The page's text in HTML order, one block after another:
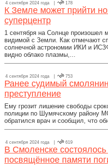
4 сентября 2024 года | 178
К Земле может прийти
суперцентр
1 сентября на Солнце произошел
видимой с Земли. Как отмечают
солнечной астрономии ИКИ и
видно облако плазмы,...
4 сентября 2024 года | 753
Ранее судимый
преступление
Ему грозит лишение свободы
полиции по Шумячскому району
обратился врач и сообщил, что
4 сентября 2024 года | 619
В Смоленске
посвящённое памяти